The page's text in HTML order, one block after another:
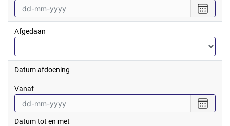
vanaf
een
tot
en
met
Afgedaan
Datum afdoening
vanaf
een
Datum tot en met